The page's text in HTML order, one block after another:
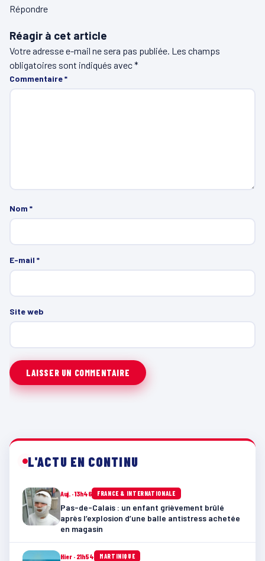
Répondre
Réagir à cet article
Votre adresse e-mail ne sera pas publiée. Les champs
obligatoires sont indiqués avec*
Commentaire*
Nom *
E-mail *
Site web
L'ACTU EN CONTINU
Auj. · 13h46 FRANCE & INTERNATIONALE
Pas-de-Calais : un enfant grièvement brûlé
après l’explosion d’une balle antistress achetée
en magasin
Hier · 21h54 MARTINIQUE